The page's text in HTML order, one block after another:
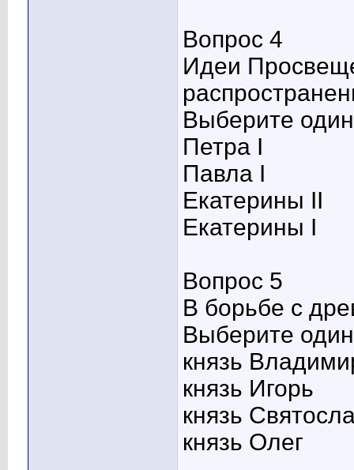
Вопрос 4
Идеи
Выберите
Петра I
Павла I
Екатерины II
Екатерины I
Вопрос 5
В борьбе с
Выберите
князь
князь Игорь
князь
князь Олег